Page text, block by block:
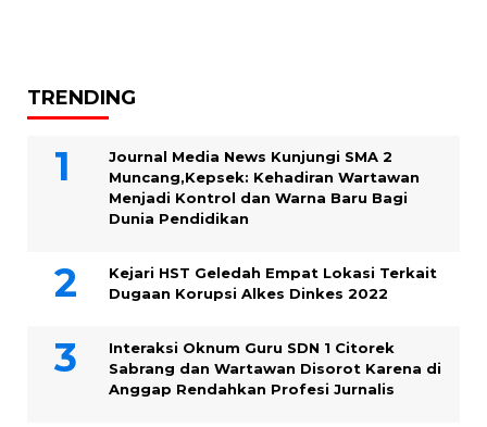
TRENDING
Journal Media News Kunjungi SMA 2
Muncang,Kepsek: Kehadiran Wartawan
Menjadi Kontrol dan Warna Baru Bagi
Dunia Pendidikan
Kejari HST Geledah Empat Lokasi Terkait
Dugaan Korupsi Alkes Dinkes 2022
Interaksi Oknum Guru SDN 1 Citorek
Sabrang dan Wartawan Disorot Karena di
Anggap Rendahkan Profesi Jurnalis